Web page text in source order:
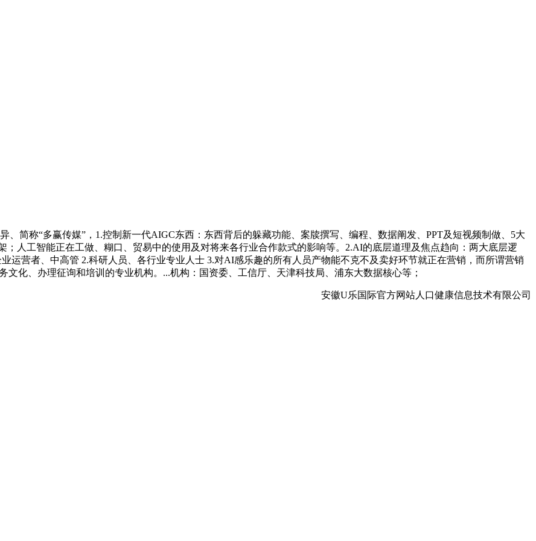
称“多赢传媒”，1.控制新一代AIGC东西：东西背后的躲藏功能、案牍撰写、编程、数据阐发、PPT及短视频制做、5大
人工智能正在工做、糊口、贸易中的使用及对将来各行业合作款式的影响等。2.AI的底层道理及焦点趋向：两大底层逻
运营者、中高管 2.科研人员、各行业专业人士 3.对AI感乐趣的所有人员产物能不克不及卖好环节就正在营销，而所谓营销
化、办理征询和培训的专业机构。...机构：国资委、工信厅、天津科技局、浦东大数据核心等；
安徽U乐国际官方网站人口健康信息技术有限公司